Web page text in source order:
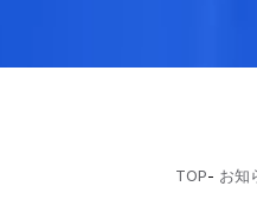
TOP- お知